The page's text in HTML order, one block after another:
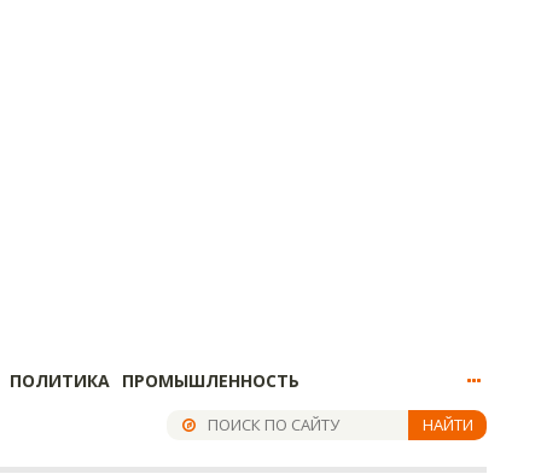
ПОЛИТИКА ПРОМЫШЛЕННОСТЬ
НАЙТИ